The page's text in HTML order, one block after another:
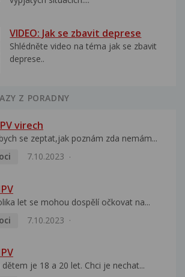
VIDEO: Jak se zbavit deprese
Shlédněte video na téma jak se zbavit
deprese..
Z PORADNY
virech
se zeptat,jak poznám zda nemám...
7.10.2023
let se mohou dospělí očkovat na...
7.10.2023
je 18 a 20 let. Chci je nechat...